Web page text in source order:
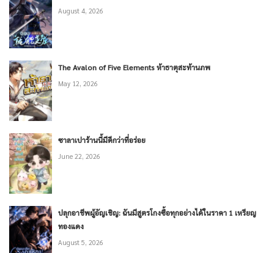
August 4, 2026
The Avalon of Five Elements ห้าธาตุสะท้านภพ
May 12, 2026
ซาลาเปาร้านนี้มีดีกว่าที่อร่อย
June 22, 2026
ปลุกอาชีพผู้อัญเชิญ: ฉันมีสูตรโกงซื้อทุกอย่างได้ในราคา 1 เหรียญ
ทองแดง
August 5, 2026